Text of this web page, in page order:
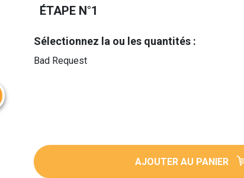
ÉTAPE N°1
Sélectionnez la ou les quantités :
Bad Request
AJOUTER AU PANIER